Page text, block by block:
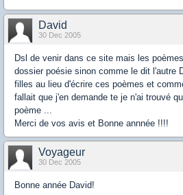
David
30 Dec 2005
Dsl de venir dans ce site mais les
dossier poésie sinon comme le dit l'autre
filles au lieu d'écrire ces poèmes et
fallait que j'en demande te je n'ai trouvé
poème ...
Merci de vos avis et Bonne annnée !!!!
Voyageur
30 Dec 2005
Bonne année David!